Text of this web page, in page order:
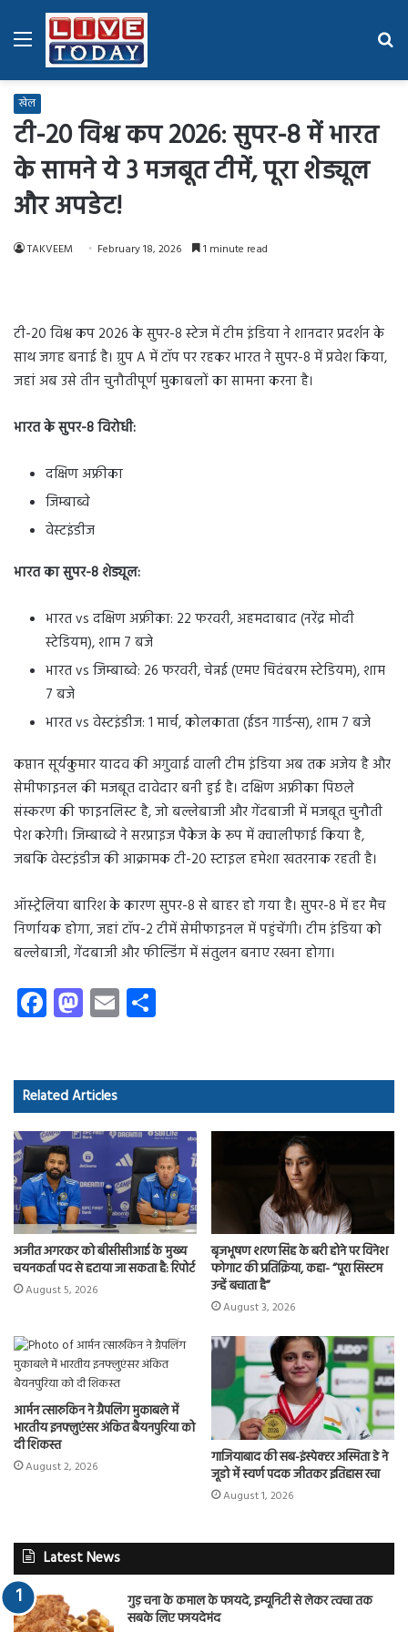
Menu
खेल
टी-20 विश्व कप 2026: सुपर-8 में भारत
के सामने ये 3 मजबूत टीमें, पूरा शेड्यूल
और अपडेट!
TAKVEEM February 18, 2026 1 minute read
टी-20 विश्व कप 2026 के सुपर-8 स्टेज में टीम इंडिया ने शानदार प्रदर्शन के
साथ जगह बनाई है। ग्रुप A में टॉप पर रहकर भारत ने सुपर-8 में प्रवेश किया,
जहां अब उसे तीन चुनौतीपूर्ण मुकाबलों का सामना करना है।
भारत के सुपर-8 विरोधी:
दक्षिण अफ्रीका
जिम्बाब्वे
वेस्टइंडीज
भारत का सुपर-8 शेड्यूल:
भारत vs दक्षिण अफ्रीका: 22 फरवरी, अहमदाबाद (नरेंद्र मोदी
स्टेडियम), शाम 7 बजे
भारत vs जिम्बाब्वे: 26 फरवरी, चेन्नई (एमए चिदंबरम स्टेडियम), शाम
7 बजे
भारत vs वेस्टइंडीज: 1 मार्च, कोलकाता (ईडन गार्डन्स), शाम 7 बजे
कप्तान सूर्यकुमार यादव की अगुवाई वाली टीम इंडिया अब तक अजेय है और
सेमीफाइनल की मजबूत दावेदार बनी हुई है। दक्षिण अफ्रीका पिछले
संस्करण की फाइनलिस्ट है, जो बल्लेबाजी और गेंदबाजी में मजबूत चुनौती
पेश करेगी। जिम्बाब्वे ने सरप्राइज पैकेज के रूप में क्वालीफाई किया है,
जबकि वेस्टइंडीज की आक्रामक टी-20 स्टाइल हमेशा खतरनाक रहती है।
ऑस्ट्रेलिया बारिश के कारण सुपर-8 से बाहर हो गया है। सुपर-8 में हर मैच
निर्णायक होगा, जहां टॉप-2 टीमें सेमीफाइनल में पहुंचेंगी। टीम इंडिया को
बल्लेबाजी, गेंदबाजी और फील्डिंग में संतुलन बनाए रखना होगा।
Fa
ce
o
ok
M
as
d
o
n
E
m
Related Articles
अजीत अगरकर को बीसीसीआई के मुख्य
चयनकर्ता पद से हटाया जा सकता है: रिपोर्ट
August 5, 2026
बृजभूषण शरण सिंह के बरी होने पर विनेश
फोगाट की प्रतिक्रिया, कहा- “पूरा सिस्टम
उन्हें बचाता है”
August 3, 2026
आर्मन त्सारुकिन ने ग्रैपलिंग मुकाबले में
भारतीय इनफ्लुएंसर अंकित बैयनपुरिया को
दी शिकस्त
August 2, 2026
गाजियाबाद की सब-इंस्पेक्टर अस्मिता डे ने
जूडो में स्वर्ण पदक जीतकर इतिहास रचा
August 1, 2026
Latest News
गुड़ चना के कमाल के फायदे, इम्यूनिटी से लेकर त्वचा तक
सबके लिए फायदेमंद